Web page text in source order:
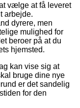
vælge at få leveret
arbejde.
dyrere, men
mulighed for
beroer på at du
hjemsted.
kan vise sig at
bruge dine nye
er det sandelig
for den